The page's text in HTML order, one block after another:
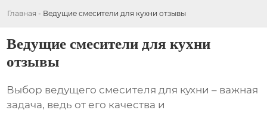
Главная - Ведущие смесители для кухни отзывы
Ведущие смесители для кухни
отзывы
Выбор ведущего смесителя для кухни – важная
задача, ведь от его качества и